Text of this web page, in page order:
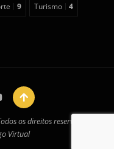
9 Turismo 4
os direitos reservados.
Virtual